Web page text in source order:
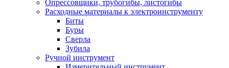
Опрессовщики, трубогибы, листогибы
Расходные материалы к электроинструменту
Биты
Буры
Сверла
Зубила
Ручной инструмент